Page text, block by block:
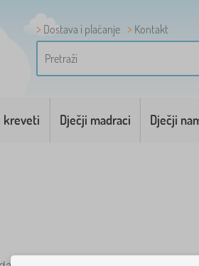
Dostava i plaćanje
Kontakt
kreveti Dječji madraci Dječji